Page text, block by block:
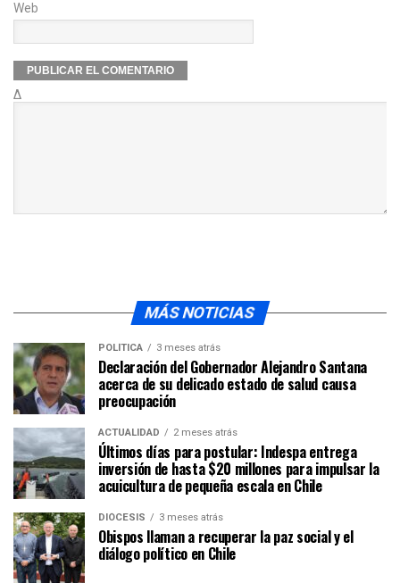
Web
Δ
MÁS NOTICIAS
POLÍTICA 3 meses atrás
Declaración del Gobernador Alejandro Santana
acerca de su delicado estado de salud causa
preocupación
ACTUALIDAD 2 meses atrás
Últimos días para postular: Indespa entrega
inversión de hasta $20 millones para impulsar la
acuicultura de pequeña escala en Chile
DIÓCESIS 3 meses atrás
Obispos llaman a recuperar la paz social y el
diálogo político en Chile